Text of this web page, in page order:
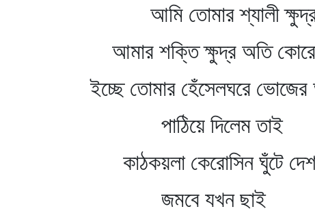
আমি তোমার শ্যালী
আমার শক্তি ক্ষুদ্র অতি
ইচ্ছে তোমার হেঁসেলঘরে
পাঠিয়ে দিলেম তাই
কাঠকয়লা কেরোসিন ঘুঁটে
জমবে যখন ছাই